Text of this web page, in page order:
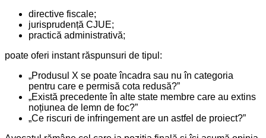
directive fiscale;
jurisprudență CJUE;
practică administrativă;
poate oferi instant răspunsuri de tipul:
„Produsul X se poate încadra sau nu în categoria
pentru care e permisă cota redusă?”
„Există precedente în alte state membre care au extins
noțiunea de lemn de foc?”
„Ce riscuri de infringement are un astfel de proiect?”